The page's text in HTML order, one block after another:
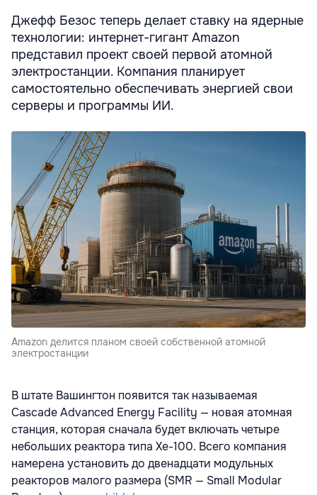
Джефф Безос теперь делает ставку на ядерные
технологии: интернет-гигант Amazon
представил проект своей первой атомной
электростанции. Компания планирует
самостоятельно обеспечивать энергией свои
серверы и программы ИИ.
Amazon делится планом своей собственной атомной
электростанции
В штате Вашингтон появится так называемая
Cascade Advanced Energy Facility — новая атомная
станция, которая сначала будет включать четыре
небольших реактора типа Xe-100. Всего компания
намерена установить до двенадцати модульных
реакторов малого размера (SMR — Small Modular